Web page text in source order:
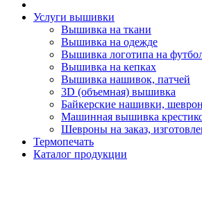
Услуги вышивки
Вышивка на ткани
Вышивка на одежде
Вышивка логотипа на
Вышивка на кепках
Вышивка нашивок, патчей
3D (объемная) вышивка
Байкерские нашивки,
Машинная вышивка
Шевроны на заказ,
Термопечать
Каталог продукции